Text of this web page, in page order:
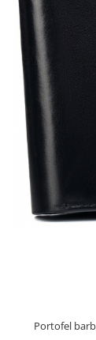
Portofel